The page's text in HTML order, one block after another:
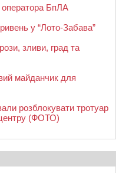
оператора БпЛА
у “Лото-Забава”
зливи, град та
майданчик для
розблокувати тротуар
центру (ФОТО)